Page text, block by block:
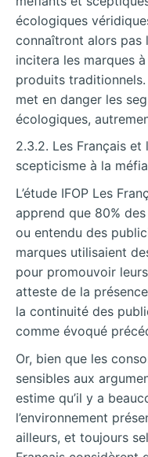
écologiques
connaîtront alors pas
incitera les marques
produits traditionnels.
met en danger les
écologiques,
2.3.2. Les Français et
scepticisme à la
L’étude IFOP Les
apprend que 80%
ou entendu des
marques utilisaient
pour promouvoir
atteste de la
la continuité des
comme évoqué
Or, bien que les
sensibles aux
estime qu’il y a
l’environnement
ailleurs, et toujours